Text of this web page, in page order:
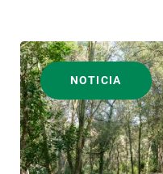
NOTICIA